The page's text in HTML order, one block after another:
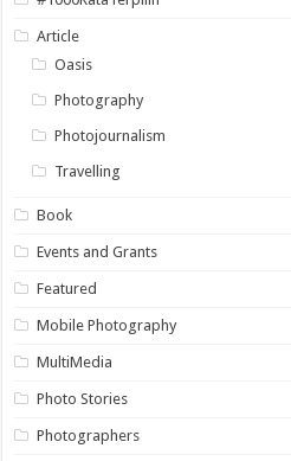
Article
Oasis
Photography
Photojournalism
Travelling
Book
Events and Grants
Featured
Mobile Photography
MultiMedia
Photo Stories
Photographers